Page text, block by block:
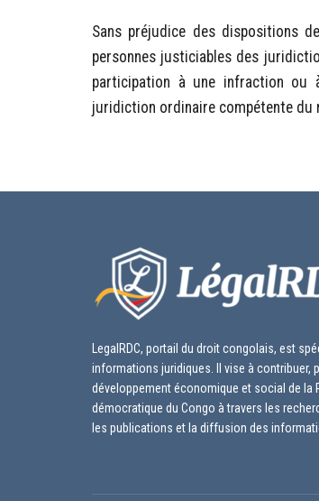
Sans préjudice des dispositions
personnes justiciables des
participation à une infraction ou
juridiction ordinaire compétente du
LegalRDC, portail du droit congolais, est
informations juridiques. Il vise à contribuer,
développement économique et social de la
démocratique du Congo à travers les
les publications et la diffusion des